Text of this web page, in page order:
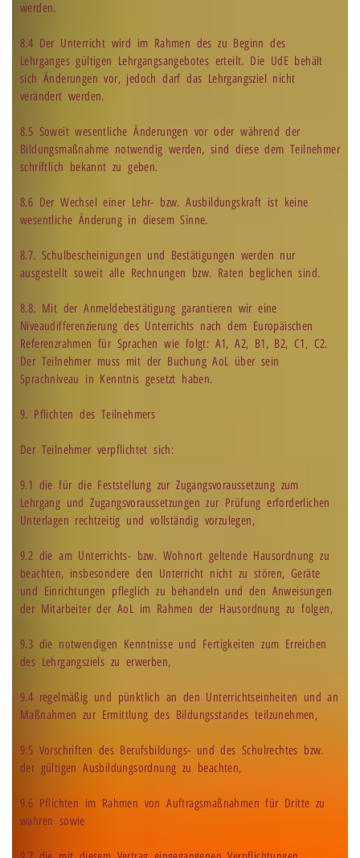
werden.
8.4 Der Unterricht wird im Rahmen des zu Beginn des
Lehrganges gültigen Lehrgangsangebotes erteilt. Die UdE behält
sich Änderungen vor, jedoch darf das Lehrgangsziel nicht
verändert werden.
8.5 Soweit wesentliche Änderungen vor oder während der
Bildungsmaßnahme notwendig werden, sind diese dem Teilnehmer
schriftlich bekannt zu geben.
8.6 Der Wechsel einer Lehr- bzw. Ausbildungskraft ist keine
wesentliche Änderung in diesem Sinne.
8.7. Schulbescheinigungen und Bestätigungen werden nur
ausgestellt soweit alle Rechnungen bzw. Raten beglichen sind.
8.8. Mit der Anmeldebestätigung garantieren wir eine
Niveaudifferenzierung des Unterrichts nach dem Europäischen
Referenzrahmen für Sprachen wie folgt: A1, A2, B1, B2, C1, C2.
Der Teilnehmer muss mit der Buchung AoL über sein
Sprachniveau in Kenntnis gesetzt haben.
9. Pflichten des Teilnehmers
Der Teilnehmer verpflichtet sich:
9.1 die für die Feststellung zur Zugangsvoraussetzung zum
Lehrgang und Zugangsvoraussetzungen zur Prüfung erforderlichen
Unterlagen rechtzeitig und vollständig vorzulegen,
9.2 die am Unterrichts- bzw. Wohnort geltende Hausordnung zu
beachten, insbesondere den Unterricht nicht zu stören, Geräte
und Einrichtungen pfleglich zu behandeln und den Anweisungen
der Mitarbeiter der AoL im Rahmen der Hausordnung zu folgen,
9.3 die notwendigen Kenntnisse und Fertigkeiten zum Erreichen
des Lehrgangsziels zu erwerben,
9.4 regelmäßig und pünktlich an den Unterrichtseinheiten und an
Maßnahmen zur Ermittlung des Bildungsstandes teilzunehmen,
9.5 Vorschriften des Berufsbildungs- und des Schulrechtes bzw.
der gültigen Ausbildungsordnung zu beachten,
9.6 Pflichten im Rahmen von Auftragsmaßnahmen für Dritte zu
wahren sowie